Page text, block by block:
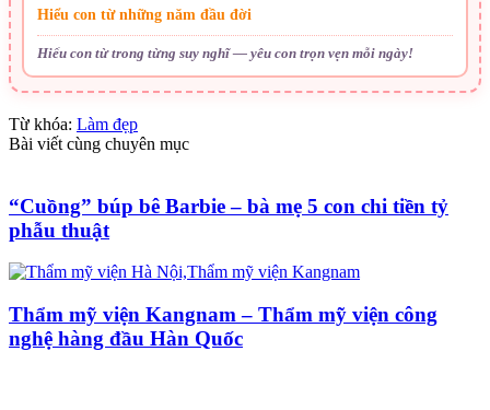
Hiểu con từ những năm đầu đời
Hiểu con từ trong từng suy nghĩ — yêu con trọn vẹn mỗi ngày!
Từ khóa: Làm đẹp
Bài viết cùng chuyên mục
“Cuồng” búp bê Barbie – bà mẹ 5 con chi tiền tỷ
phẫu thuật
Thẩm mỹ viện Kangnam – Thẩm mỹ viện công
nghệ hàng đầu Hàn Quốc